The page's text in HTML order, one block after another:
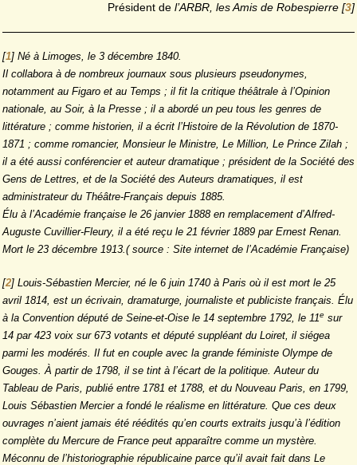
Président de l’ARBR, les Amis de Robespierre [3]
[1] Né à Limoges, le 3 décembre 1840.
Il collabora à de nombreux journaux sous plusieurs pseudonymes,
notamment au Figaro et au Temps ; il fit la critique théâtrale à l’Opinion
nationale, au Soir, à la Presse ; il a abordé un peu tous les genres de
littérature ; comme historien, il a écrit l’Histoire de la Révolution de 1870-
1871 ; comme romancier, Monsieur le Ministre, Le Million, Le Prince Zilah ;
il a été aussi conférencier et auteur dramatique ; président de la Société des
Gens de Lettres, et de la Société des Auteurs dramatiques, il est
administrateur du Théâtre-Français depuis 1885.
Élu à l’Académie française le 26 janvier 1888 en remplacement d’Alfred-
Auguste Cuvillier-Fleury, il a été reçu le 21 février 1889 par Ernest Renan.
Mort le 23 décembre 1913.( source : Site internet de l’Académie Française)
[2] Louis-Sébastien Mercier, né le 6 juin 1740 à Paris où il est mort le 25
avril 1814, est un écrivain, dramaturge, journaliste et publiciste français. Élu
à la Convention député de Seine-et-Oise le 14 septembre 1792, le 11e sur
14 par 423 voix sur 673 votants et député suppléant du Loiret, il siégea
parmi les modérés. Il fut en couple avec la grande féministe Olympe de
Gouges. À partir de 1798, il se tint à l’écart de la politique. Auteur du
Tableau de Paris, publié entre 1781 et 1788, et du Nouveau Paris, en 1799,
Louis Sébastien Mercier a fondé le réalisme en littérature. Que ces deux
ouvrages n’aient jamais été réédités qu’en courts extraits jusqu’à l’édition
complète du Mercure de France peut apparaître comme un mystère.
Méconnu de l’historiographie républicaine parce qu’il avait fait dans Le